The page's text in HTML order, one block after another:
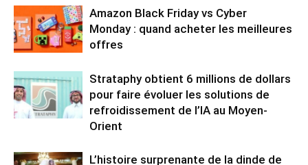
Amazon Black Friday vs Cyber
Monday : quand acheter les meilleures
offres
Strataphy obtient 6 millions de dollars
pour faire évoluer les solutions de
refroidissement de l’IA au Moyen-
Orient
L’histoire surprenante de la dinde de